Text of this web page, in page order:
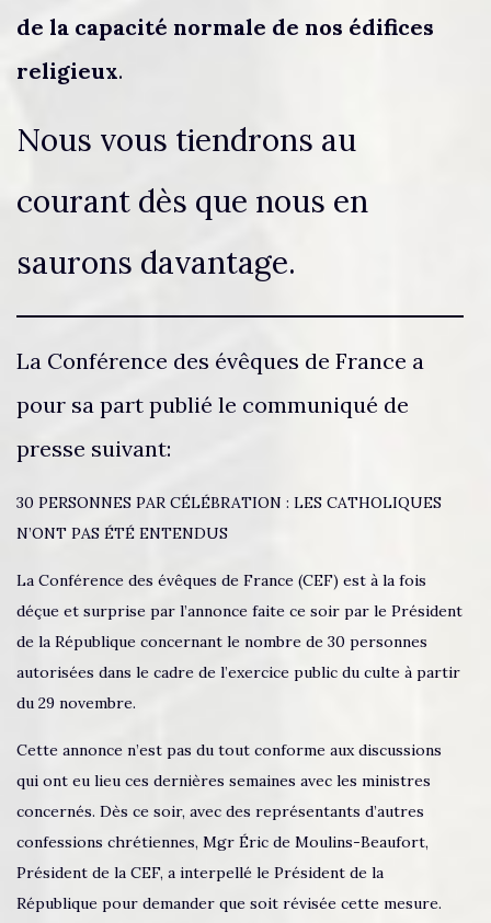
de la capacité normale de nos édifices
religieux.
Nous vous tiendrons au
courant dès que nous en
saurons davantage.
La Conférence des évêques de France a
pour sa part publié le communiqué de
presse suivant:
30 PERSONNES PAR CÉLÉBRATION : LES CATHOLIQUES
N’ONT PAS ÉTÉ ENTENDUS
La Conférence des évêques de France (CEF) est à la fois
déçue et surprise par l’annonce faite ce soir par le Président
de la République concernant le nombre de 30 personnes
autorisées dans le cadre de l’exercice public du culte à partir
du 29 novembre.
Cette annonce n’est pas du tout conforme aux discussions
qui ont eu lieu ces dernières semaines avec les ministres
concernés. Dès ce soir, avec des représentants d’autres
confessions chrétiennes, Mgr Éric de Moulins-Beaufort,
Président de la CEF, a interpellé le Président de la
République pour demander que soit révisée cette mesure.